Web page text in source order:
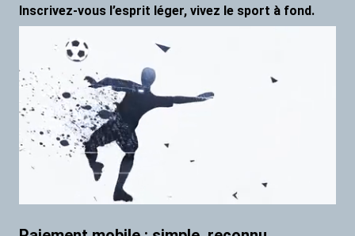
Inscrivez-vous l’esprit léger, vivez le sport à fond.